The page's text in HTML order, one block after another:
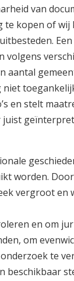
van
kopen of
aantal
en stelt
worden.
vergroot en
en om
om
te